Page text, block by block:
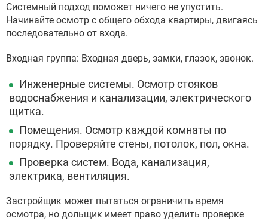
Системный подход поможет ничего не упустить.
Начинайте осмотр с общего обхода квартиры, двигаясь
последовательно от входа.
Входная группа: Входная дверь, замки, глазок, звонок.
Инженерные системы. Осмотр стояков
водоснабжения и канализации, электрического
щитка.
Помещения. Осмотр каждой комнаты по
порядку. Проверяйте стены, потолок, пол, окна.
Проверка систем. Вода, канализация,
электрика, вентиляция.
Застройщик может пытаться ограничить время
осмотра, но дольщик имеет право уделить проверке